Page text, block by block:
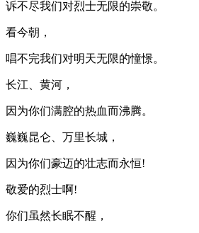
诉不尽我们对烈士无限的崇敬。
看今朝，
唱不完我们对明天无限的憧憬。
长江、黄河，
因为你们满腔的热血而沸腾。
巍巍昆仑、万里长城，
因为你们豪迈的壮志而永恒!
敬爱的烈士啊!
你们虽然长眠不醒，